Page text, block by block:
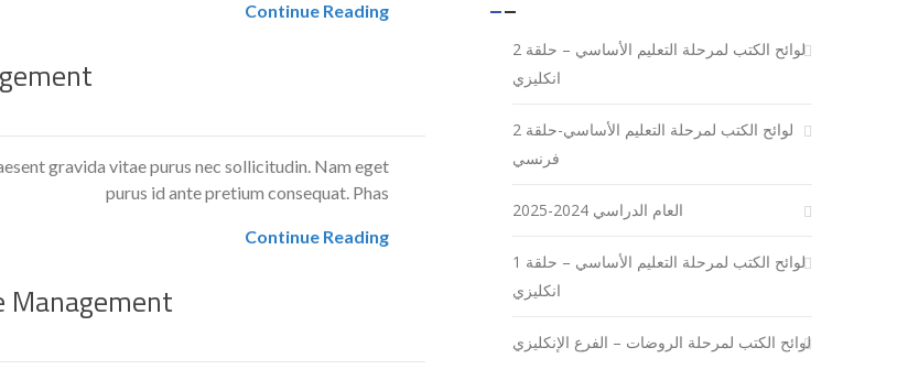
Continue Reading
gravida vitae purus nec sollicitudin. Nam eget
purus id ante pretium consequat. Phas
Continue Reading
Management
لوائح الكتب لمرحلة التعليم الأساسي – حلقة 2
انكليزي
لوائح الكتب لمرحلة التعليم الأساسي-حلقة 2
فرنسي
العام الدراسي 2024-2025
لوائح الكتب لمرحلة التعليم الأساسي – حلقة 1
انكليزي
لوائح الكتب لمرحلة الروضات – الفرع الإنكليزي